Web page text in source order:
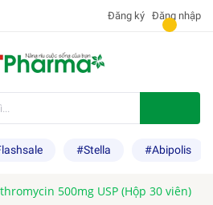
Đăng ký Đăng nhập
#Stella #Abipolis
500mg USP (Hộp 30 viên)